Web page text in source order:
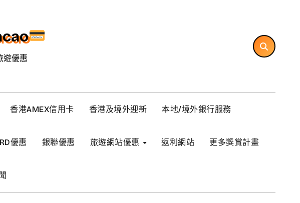
遊優惠
香港AMEX信用卡 香港及境外迎新 本地/境外銀行服務
優惠 銀聯優惠 旅遊網站優惠 返利網站 更多獎賞計畫